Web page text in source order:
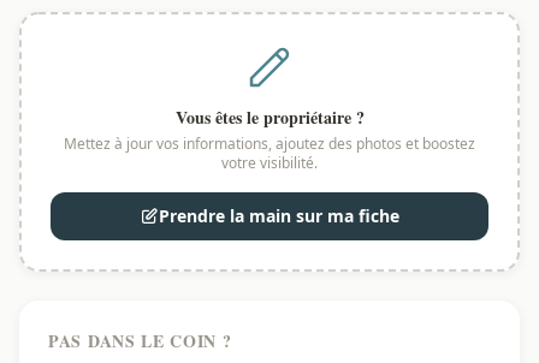
Vous êtes le propriétaire ?
Mettez à jour vos informations, ajoutez des photos et boostez
votre visibilité.
Prendre la main sur ma fiche
PAS DANS LE COIN ?